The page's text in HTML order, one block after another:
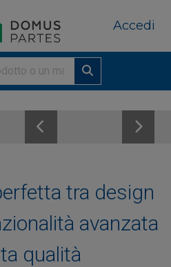
Accedi
tra design
avanzata
qualità